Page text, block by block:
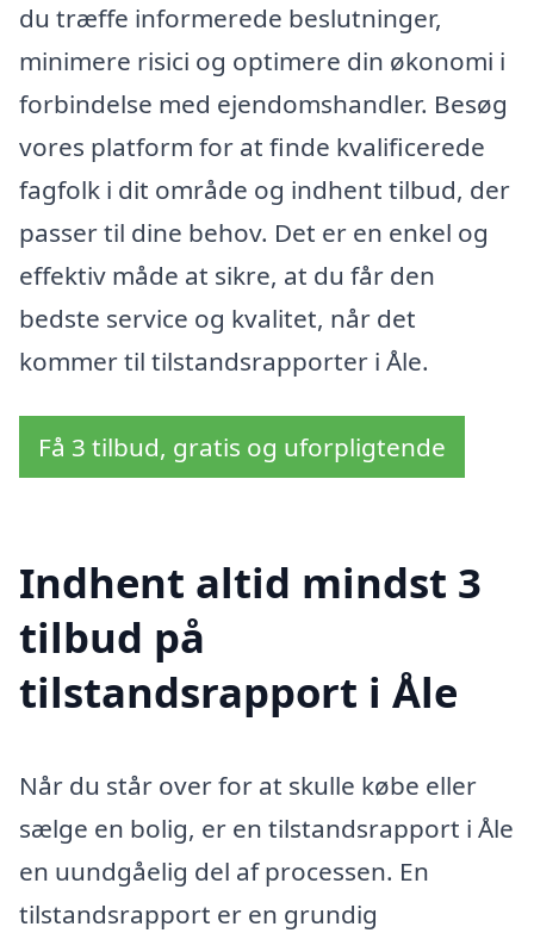
du træffe informerede beslutninger,
minimere risici og optimere din økonomi i
forbindelse med ejendomshandler. Besøg
vores platform for at finde kvalificerede
fagfolk i dit område og indhent tilbud, der
passer til dine behov. Det er en enkel og
effektiv måde at sikre, at du får den
bedste service og kvalitet, når det
kommer til tilstandsrapporter i Åle.
Få 3 tilbud, gratis og uforpligtende
Indhent altid mindst 3
tilbud på
tilstandsrapport i Åle
Når du står over for at skulle købe eller
sælge en bolig, er en tilstandsrapport i Åle
en uundgåelig del af processen. En
tilstandsrapport er en grundig